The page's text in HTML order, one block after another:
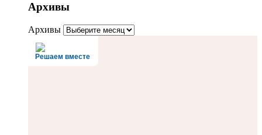
Архивы
Архивы
Решаем вместе